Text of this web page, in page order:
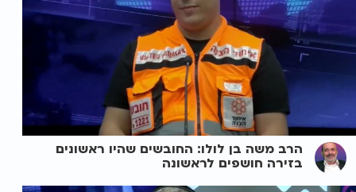
הרב משה בן לולו: החובשים שהיו ראשונים
בזירה חושפים לראשונה